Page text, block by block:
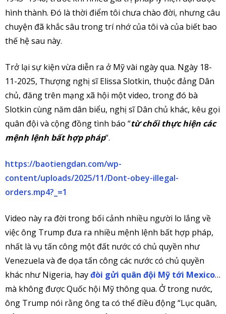
hình thành. Đó là thời điểm tôi chưa chào đời, nhưng câu
chuyện đã khắc sâu trong trí nhớ của tôi và của biết bao
thế hệ sau này.
Trở lại sự kiện vừa diễn ra ở Mỹ vài ngày qua. Ngày 18-
11-2025, Thượng nghị sĩ Elissa Slotkin, thuộc đảng Dân
chủ, đăng trên mạng xã hội một video, trong đó bà
Slotkin cùng năm dân biểu, nghị sĩ Dân chủ khác, kêu gọi
quân đội và cộng đồng tình báo “từ chối thực hiện các
mệnh lệnh bất hợp pháp“.
https://baotiengdan.com/wp-
content/uploads/2025/11/Dont-obey-illegal-
orders.mp4?_=1
Video này ra đời trong bối cảnh nhiều người lo lắng về
việc ông Trump đưa ra nhiều mệnh lệnh bất hợp pháp,
nhất là vụ tấn công một đất nước có chủ quyền như
Venezuela và đe dọa tấn công các nước có chủ quyền
khác như Nigeria, hayđòi gửi quân đội Mỹ tới Mexico…
mà không được Quốc hội Mỹ thông qua. Ở trong nước,
ông Trump nói rằng ông ta có thể điều động “Lục quân,